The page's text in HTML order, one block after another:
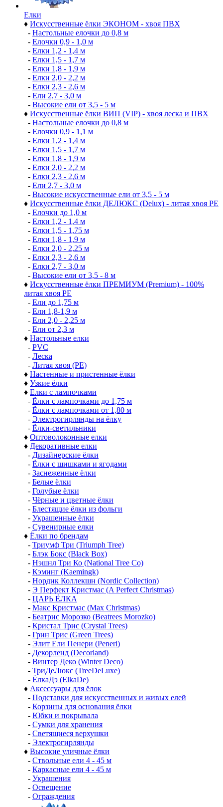
Елки
♦ Искусственные ёлки ЭКОНОМ - хвоя ПВХ
- Настольные елочки до 0,8 м
- Елочки 0,9 - 1,0 м
- Елки 1,2 - 1,4 м
- Елки 1,5 - 1,7 м
- Елки 1,8 - 1,9 м
- Елки 2,0 - 2,2 м
- Елки 2,3 - 2,6 м
- Ели 2,7 - 3,0 м
- Высокие ели от 3,5 - 5 м
♦ Искусственные ёлки ВИП (VIP) - хвоя леска и ПВХ
- Настольные елочки до 0,8 м
- Елочки 0,9 - 1,1 м
- Елки 1,2 - 1,4 м
- Елки 1,5 - 1,7 м
- Елки 1,8 - 1,9 м
- Елки 2,0 - 2,2 м
- Елки 2,3 - 2,6 м
- Ели 2,7 - 3,0 м
- Высокие искусственные ели от 3,5 - 5 м
♦ Искусственные ёлки ДЕЛЮКС (Delux) - литая хвоя РЕ
- Елочки до 1,0 м
- Елки 1,2 - 1,4 м
- Елки 1,5 - 1,75 м
- Елки 1,8 - 1,9 м
- Елки 2,0 - 2,25 м
- Елки 2,3 - 2,6 м
- Елки 2,7 - 3,0 м
- Высокие ели от 3,5 - 8 м
♦ Искусственные ёлки ПРЕМИУМ (Premium) - 100%
литая хвоя РЕ
- Ели до 1,75 м
- Ели 1,8-1,9 м
- Ели 2,0 - 2,25 м
- Ели от 2,3 м
♦ Настольные елки
- PVC
- Леска
- Литая хвоя (РЕ)
♦ Настенные и пристенные ёлки
♦ Узкие ёлки
♦ Елки с лампочками
- Ёлки с лампочками до 1,75 м
- Ёлки с лампочками от 1,80 м
- Электрогирлянды на ёлку
- Ёлки-светильники
♦ Оптоволоконные елки
♦ Декоративные елки
- Дизайнерские ёлки
- Ёлки с шишками и ягодами
- Заснеженные ёлки
- Белые ёлки
- Голубые ёлки
- Чёрные и цветные ёлки
- Блестящие ёлки из фольги
- Украшенные ёлки
- Сувенирные елки
♦ Ёлки по брендам
- Триумф Три (Triumph Tree)
- Блэк Бокс (Black Box)
- Нэшнл Три Ко (National Tree Co)
- Кэминг (Kaemingk)
- Нордик Коллекшн (Nordic Collection)
- Э Перфект Кристмас (A Perfect Christmas)
- ЦАРЬ ЁЛКА
- Макс Кристмас (Max Christmas)
- Беатрис Морозко (Beatrees Morozko)
- Кристал Трис (Crystal Trees)
- Грин Трис (Green Trees)
- Элит Ели Пенери (Peneri)
- Декорленд (Decorland)
- Винтер Деко (Winter Deco)
- ТриДеЛюкс (TreeDeLuxe)
- ЁлкаДэ (ElkaDe)
♦ Аксессуары для ёлок
- Подставки для искусственных и живых елей
- Корзины для основания ёлки
- Юбки и покрывала
- Сумки для хранения
- Светящиеся верхушки
- Электрогирлянды
♦ Высокие уличные ёлки
- Ствольные ели 4 - 45 м
- Каркасные ели 4 - 45 м
- Украшения
- Освещение
- Ограждения